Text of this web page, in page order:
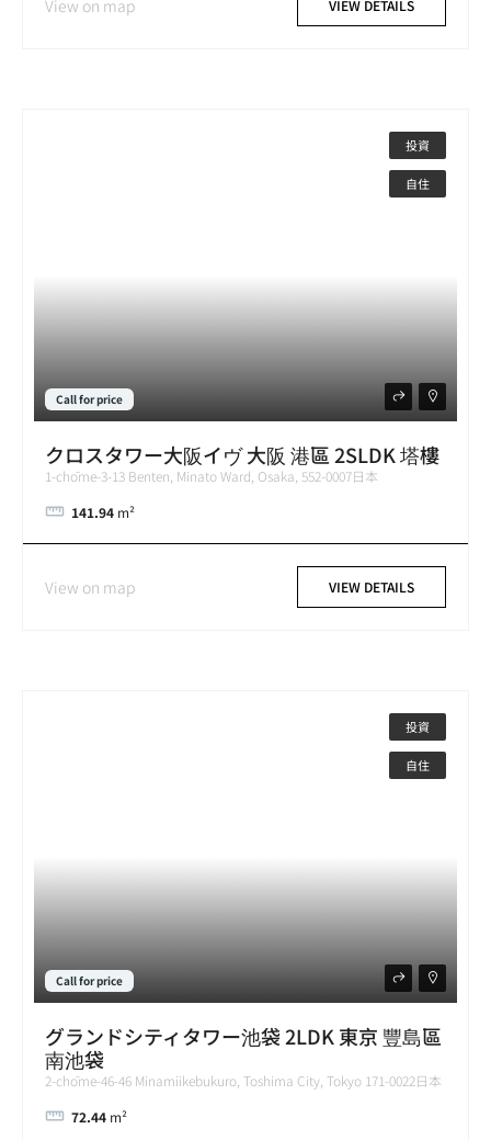
View on map VIEW DETAILS
投資
自住
Call for price
クロスタワー大阪イヴ 大阪 港區 2SLDK 塔樓
1-chōme-3-13 Benten, Minato Ward, Osaka, 552-0007日本
141.94 m²
View on map VIEW DETAILS
投資
自住
Call for price
グランドシティタワー池袋 2LDK 東京 豐島區
南池袋
2-chōme-46-46 Minamiikebukuro, Toshima City, Tokyo 171-0022日本
72.44 m²